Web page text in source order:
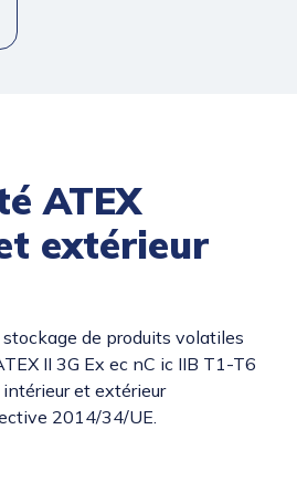
ATEX
extérieur
stockage de produits volatiles
II 3G Ex ec nC ic IIB T1-T6
et extérieur
2014/34/UE.